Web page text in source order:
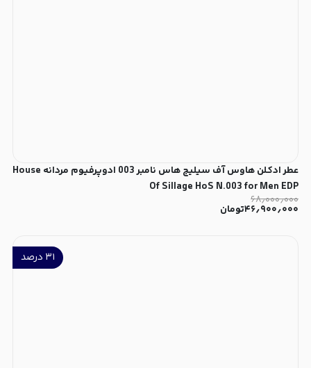
عطر ادکلن هاوس آف سیلیج هاس نامبر 003 ادوپرفیوم مردانه House
Of Sillage HoS N.003 for Men EDP
۶۸٫۰۰۰٫۰۰۰
۴۶٫۹۰۰٫۰۰۰تومان
۳۱ درصد